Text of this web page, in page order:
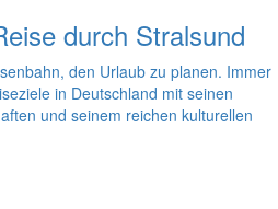
durch Stralsund
den Urlaub zu planen. Immer
in Deutschland mit seinen
und seinem reichen kulturellen